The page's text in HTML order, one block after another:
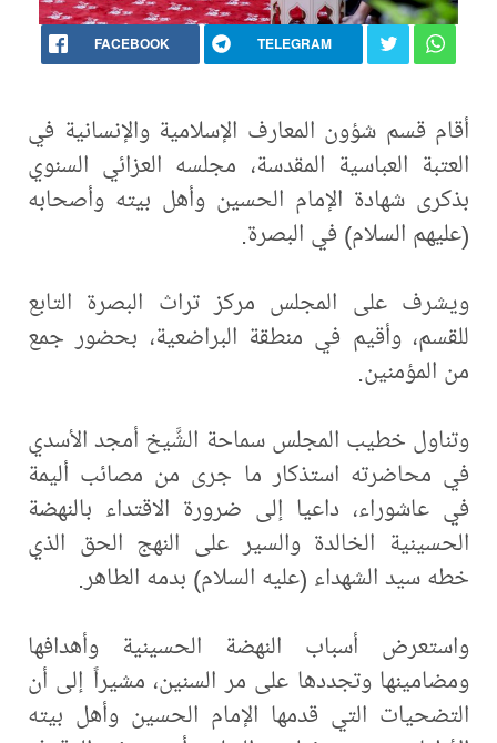
FACEBOOK TELEGRAM
أقام قسم شؤون المعارف الإسلامية والإنسانية في
العتبة العباسية المقدسة، مجلسه العزائي السنوي
بذكرى شهادة الإمام الحسين وأهل بيته وأصحابه
(عليهم السلام) في البصرة.
ويشرف على المجلس مركز تراث البصرة التابع
للقسم، وأقيم في منطقة البراضعية، بحضور جمع
من المؤمنين.
وتناول خطيب المجلس سماحة الشَّيخ أمجد الأسدي
في محاضرته استذكار ما جرى من مصائب أليمة
في عاشوراء، داعيا إلى ضرورة الاقتداء بالنهضة
الحسينية الخالدة والسير على النهج الحق الذي
خطه سيد الشهداء (عليه السلام) بدمه الطاهر.
واستعرض أسباب النهضة الحسينية وأهدافها
ومضامينها وتجددها على مر السنين، مشيراً إلى أن
التضحيات التي قدمها الإمام الحسين وأهل بيته